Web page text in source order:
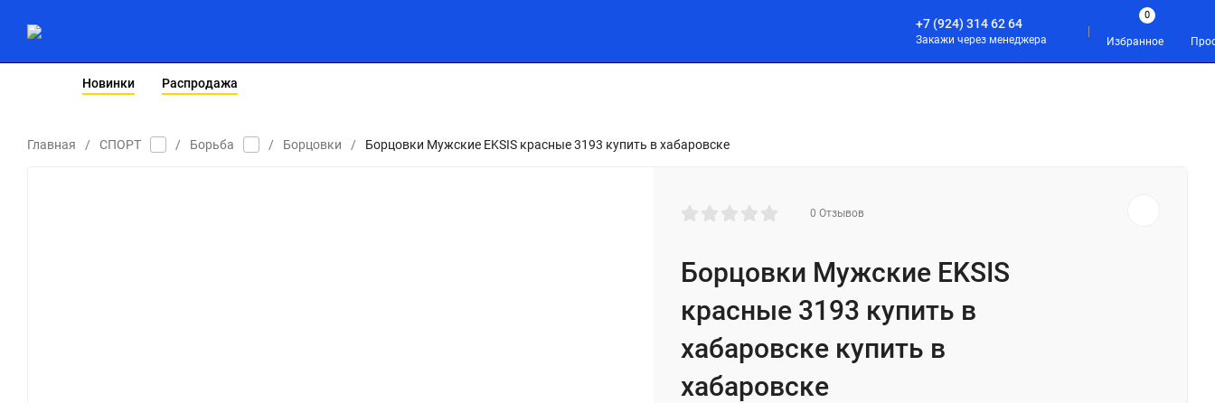
+7 (924) 314 62 64
Закажи через менеджера Избранное
0
Новинки Распродажа
Главная / СПОРТ / Борьба / Борцовки / Борцовки Мужские EKSIS красные 3193 купить в хабаровске
0 Отзывов
Борцовки Мужские EKSIS
красные 3193 купить в
хабаровске купить в
хабаровске